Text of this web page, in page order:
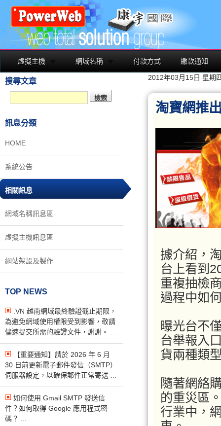
虛擬主機 網域名稱 付款方式 繳款通知
搜尋文章
訊息分類
HOME
系統公告
相關訊息
網域名稱訊息區
虛擬主機訊息區
網站架設及製作
TOP NEWS
.VN 越南網域最終驗證截止期限，
為避免網域使用權限受到影響，敬請
儘速提交所需的驗證文件，謝謝。 ...
【重要通知】請於 2026 年 6 月
30 日前更新電子郵件發信（SMTP）
伺服器設定，以確保郵件正常寄送 ...
如何使用 Gmail SMTP 發送信
件？如何取得 Google 應用程式密
碼？ ...
2012年03月15日 星期
淘寶網推
據介紹，
台上看到
重複抽檢
過程中如
曝光台不
台舉報入
貨兩種類
隨著網絡
的重災區
行業中，